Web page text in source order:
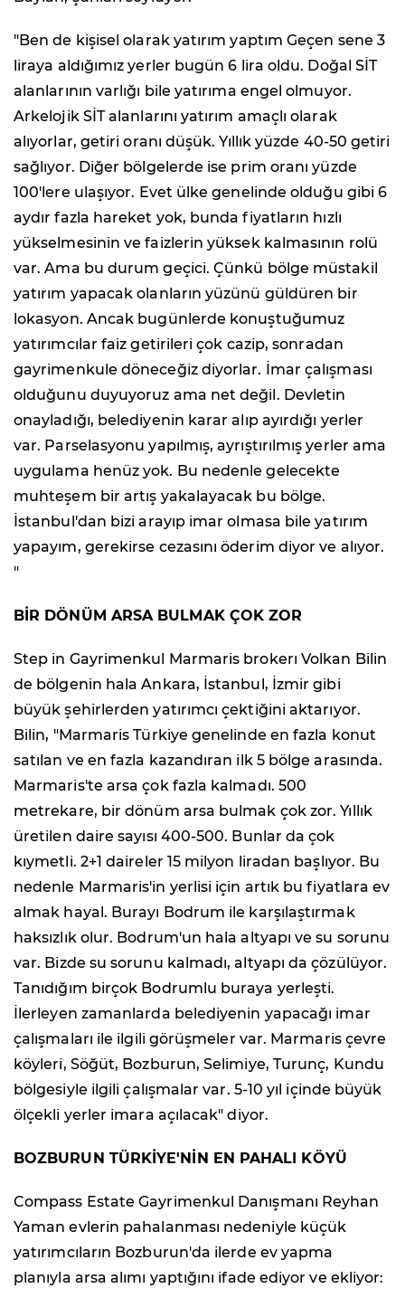
"Ben de kişisel olarak yatırım yaptım Geçen sene 3
liraya aldığımız yerler bugün 6 lira oldu. Doğal SİT
alanlarının varlığı bile yatırıma engel olmuyor.
Arkelojik SİT alanlarını yatırım amaçlı olarak
alıyorlar, getiri oranı düşük. Yıllık yüzde 40-50 getiri
sağlıyor. Diğer bölgelerde ise prim oranı yüzde
100'lere ulaşıyor. Evet ülke genelinde olduğu gibi 6
aydır fazla hareket yok, bunda fiyatların hızlı
yükselmesinin ve faizlerin yüksek kalmasının rolü
var. Ama bu durum geçici. Çünkü bölge müstakil
yatırım yapacak olanların yüzünü güldüren bir
lokasyon. Ancak bugünlerde konuştuğumuz
yatırımcılar faiz getirileri çok cazip, sonradan
gayrimenkule döneceğiz diyorlar. İmar çalışması
olduğunu duyuyoruz ama net değil. Devletin
onayladığı, belediyenin karar alıp ayırdığı yerler
var. Parselasyonu yapılmış, ayrıştırılmış yerler ama
uygulama henüz yok. Bu nedenle gelecekte
muhteşem bir artış yakalayacak bu bölge.
İstanbul'dan bizi arayıp imar olmasa bile yatırım
yapayım, gerekirse cezasını öderim diyor ve alıyor.
"
BİR DÖNÜM ARSA BULMAK ÇOK ZOR
Step in Gayrimenkul Marmaris brokerı Volkan Bilin
de bölgenin hala Ankara, İstanbul, İzmir gibi
büyük şehirlerden yatırımcı çektiğini aktarıyor.
Bilin, "Marmaris Türkiye genelinde en fazla konut
satılan ve en fazla kazandıran ilk 5 bölge arasında.
Marmaris'te arsa çok fazla kalmadı. 500
metrekare, bir dönüm arsa bulmak çok zor. Yıllık
üretilen daire sayısı 400-500. Bunlar da çok
kıymetli. 2+1 daireler 15 milyon liradan başlıyor. Bu
nedenle Marmaris'in yerlisi için artık bu fiyatlara ev
almak hayal. Burayı Bodrum ile karşılaştırmak
haksızlık olur. Bodrum'un hala altyapı ve su sorunu
var. Bizde su sorunu kalmadı, altyapı da çözülüyor.
Tanıdığım birçok Bodrumlu buraya yerleşti.
İlerleyen zamanlarda belediyenin yapacağı imar
çalışmaları ile ilgili görüşmeler var. Marmaris çevre
köyleri, Söğüt, Bozburun, Selimiye, Turunç, Kundu
bölgesiyle ilgili çalışmalar var. 5-10 yıl içinde büyük
ölçekli yerler imara açılacak" diyor.
BOZBURUN TÜRKİYE'NİN EN PAHALI KÖYÜ
Compass Estate Gayrimenkul Danışmanı Reyhan
Yaman evlerin pahalanması nedeniyle küçük
yatırımcıların Bozburun'da ilerde ev yapma
planıyla arsa alımı yaptığını ifade ediyor ve ekliyor: